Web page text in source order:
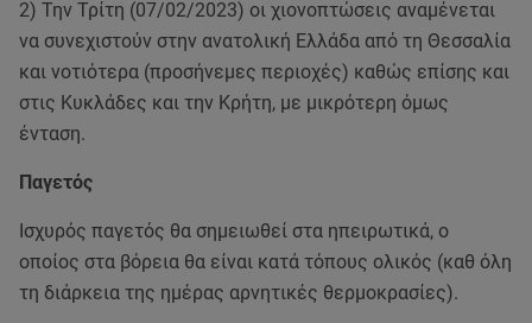
2) Την Τρίτη (07/02/2023) οι χιονοπτώσεις αναμένεται
να συνεχιστούν στην ανατολική Ελλάδα από τη Θεσσαλία
και νοτιότερα (προσήνεμες περιοχές) καθώς επίσης και
στις Κυκλάδες και την Κρήτη, με μικρότερη όμως
ένταση.
Παγετός
Ισχυρός παγετός θα σημειωθεί στα ηπειρωτικά, ο
οποίος στα βόρεια θα είναι κατά τόπους ολικός (καθ όλη
τη διάρκεια της ημέρας αρνητικές θερμοκρασίες).